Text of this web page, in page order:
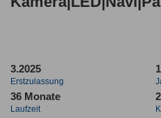
3.2025
Erstzulassung
36 Monate
Laufzeit